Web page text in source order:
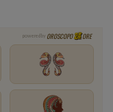
powered by OROSCOPO ORE